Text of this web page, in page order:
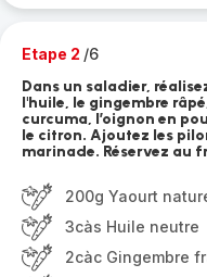
Etape 2 /6
Dans un saladier,
l'huile, le gingembre
curcuma, l’oignon en
le citron. Ajoutez les
marinade. Réservez au
200g Yaourt
3càs Huile neutre
2càc Gingembre